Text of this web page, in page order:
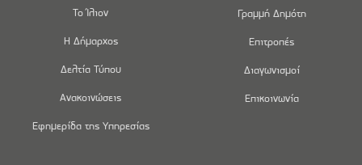
Το Ίλιον
Η Δήμαρχος
Δελτία Τύπου
Ανακοινώσεις
Εφημερίδα της Υπηρεσίας
Γραμμή Δημότη
Επιτροπές
Διαγωνισμοί
Επικοινωνία